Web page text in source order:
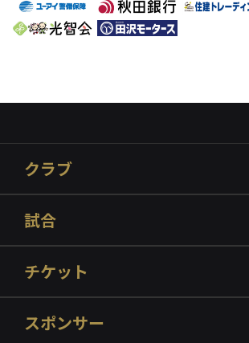
クラブ
試合
チケット
スポンサー